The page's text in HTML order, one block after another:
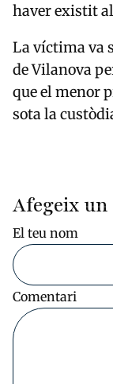
haver existit
La víctima va
de Vilanova
que el menor
sota la
Afegeix
El teu nom
Comentari